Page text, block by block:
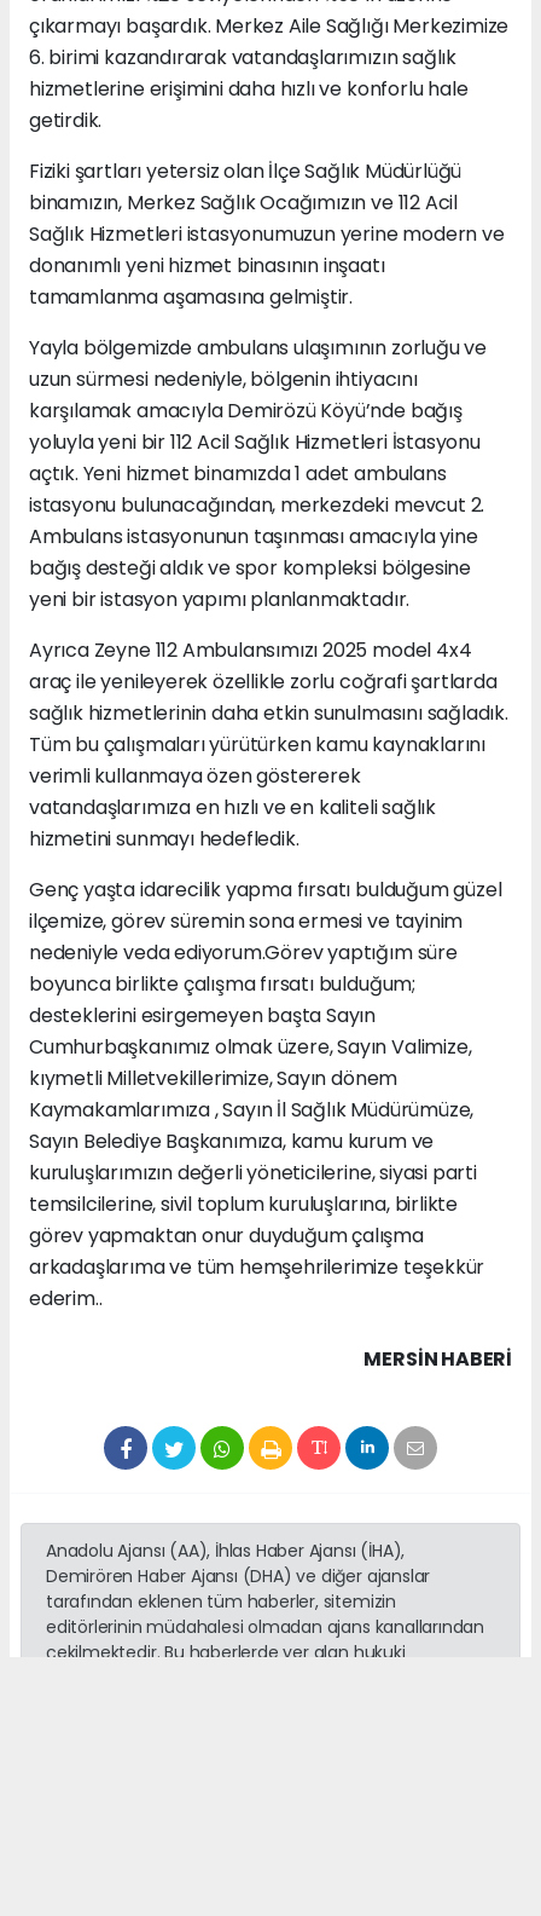
çıkarmayı başardık. Merkez Aile Sağlığı Merkezimize
6. birimi kazandırarak vatandaşlarımızın sağlık
hizmetlerine erişimini daha hızlı ve konforlu hale
getirdik.
Fiziki şartları yetersiz olan İlçe Sağlık Müdürlüğü
binamızın, Merkez Sağlık Ocağımızın ve 112 Acil
Sağlık Hizmetleri istasyonumuzun yerine modern ve
donanımlı yeni hizmet binasının inşaatı
tamamlanma aşamasına gelmiştir.
Yayla bölgemizde ambulans ulaşımının zorluğu ve
uzun sürmesi nedeniyle, bölgenin ihtiyacını
karşılamak amacıyla Demirözü Köyü’nde bağış
yoluyla yeni bir 112 Acil Sağlık Hizmetleri İstasyonu
açtık. Yeni hizmet binamızda 1 adet ambulans
istasyonu bulunacağından, merkezdeki mevcut 2.
Ambulans istasyonunun taşınması amacıyla yine
bağış desteği aldık ve spor kompleksi bölgesine
yeni bir istasyon yapımı planlanmaktadır.
Ayrıca Zeyne 112 Ambulansımızı 2025 model 4x4
araç ile yenileyerek özellikle zorlu coğrafi şartlarda
sağlık hizmetlerinin daha etkin sunulmasını sağladık.
Tüm bu çalışmaları yürütürken kamu kaynaklarını
verimli kullanmaya özen göstererek
vatandaşlarımıza en hızlı ve en kaliteli sağlık
hizmetini sunmayı hedefledik.
Genç yaşta idarecilik yapma fırsatı bulduğum güzel
ilçemize, görev süremin sona ermesi ve tayinim
nedeniyle veda ediyorum.Görev yaptığım süre
boyunca birlikte çalışma fırsatı bulduğum;
desteklerini esirgemeyen başta Sayın
Cumhurbaşkanımız olmak üzere, Sayın Valimize,
kıymetli Milletvekillerimize, Sayın dönem
Kaymakamlarımıza , Sayın İl Sağlık Müdürümüze,
Sayın Belediye Başkanımıza, kamu kurum ve
kuruluşlarımızın değerli yöneticilerine, siyasi parti
temsilcilerine, sivil toplum kuruluşlarına, birlikte
görev yapmaktan onur duyduğum çalışma
arkadaşlarıma ve tüm hemşehrilerimize teşekkür
ederim..
MERSIN HABERİ
Anadolu Ajansı (AA), İhlas Haber Ajansı (İHA),
Demirören Haber Ajansı (DHA) ve diğer ajanslar
tarafından eklenen tüm haberler, sitemizin
editörlerinin müdahalesi olmadan ajans kanallarından
çekilmektedir. Bu haberlerde yer alan hukuki